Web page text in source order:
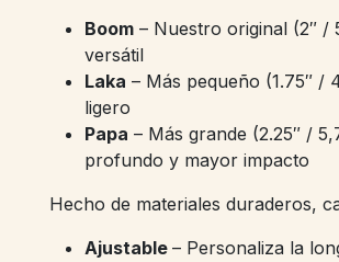
Boom – Nuestro original (2″
versátil
Laka – Más pequeño (1.75″
ligero
Papa – Más grande (2.25″ /
profundo y mayor impacto
Hecho de materiales duraderos,
Ajustable – Personaliza la